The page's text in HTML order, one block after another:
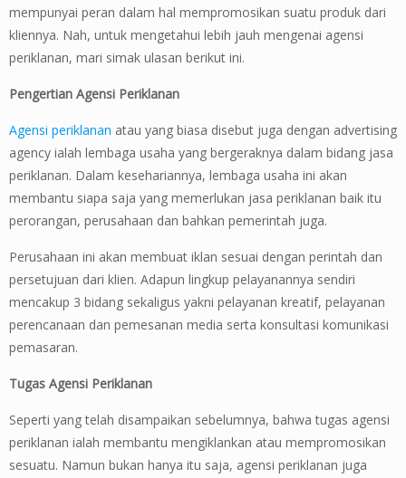
mempunyai peran dalam hal mempromosikan suatu produk dari
kliennya. Nah, untuk mengetahui lebih jauh mengenai agensi
periklanan, mari simak ulasan berikut ini.
Pengertian Agensi Periklanan
Agensi periklanan atau yang biasa disebut juga dengan advertising
agency ialah lembaga usaha yang bergeraknya dalam bidang jasa
periklanan. Dalam kesehariannya, lembaga usaha ini akan
membantu siapa saja yang memerlukan jasa periklanan baik itu
perorangan, perusahaan dan bahkan pemerintah juga.
Perusahaan ini akan membuat iklan sesuai dengan perintah dan
persetujuan dari klien. Adapun lingkup pelayanannya sendiri
mencakup 3 bidang sekaligus yakni pelayanan kreatif, pelayanan
perencanaan dan pemesanan media serta konsultasi komunikasi
pemasaran.
Tugas Agensi Periklanan
Seperti yang telah disampaikan sebelumnya, bahwa tugas agensi
periklanan ialah membantu mengiklankan atau mempromosikan
sesuatu. Namun bukan hanya itu saja, agensi periklanan juga